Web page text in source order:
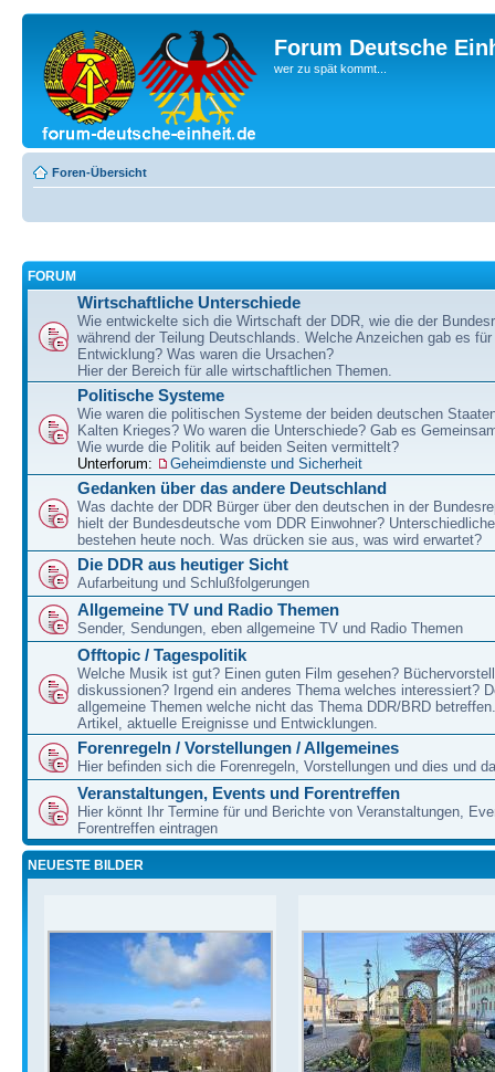
Forum Deutsche
wer zu spät kommt...
Foren-Übersicht
FORUM
Wirtschaftliche Unterschiede
Wie entwickelte sich die Wirtschaft der DDR, wie die der
während der Teilung Deutschlands. Welche Anzeichen gab es für
Entwicklung? Was waren die Ursachen?
Hier der Bereich für alle wirtschaftlichen Themen.
Politische Systeme
Wie waren die politischen Systeme der beiden deutschen
Kalten Krieges? Wo waren die Unterschiede? Gab es
Wie wurde die Politik auf beiden Seiten vermittelt?
Unterforum:
Geheimdienste und Sicherheit
Gedanken über das andere Deutschland
Was dachte der DDR Bürger über den deutschen in der
hielt der Bundesdeutsche vom DDR Einwohner?
bestehen heute noch. Was drücken sie aus, was wird erwartet?
Die DDR aus heutiger Sicht
Aufarbeitung und Schlußfolgerungen
Allgemeine TV und Radio Themen
Sender, Sendungen, eben allgemeine TV und Radio Themen
Offtopic / Tagespolitik
Welche Musik ist gut? Einen guten Film gesehen?
diskussionen? Irgend ein anderes Thema welches interessiert?
allgemeine Themen welche nicht das Thema DDR/BRD
Artikel, aktuelle Ereignisse und Entwicklungen.
Forenregeln / Vorstellungen / Allgemeines
Hier befinden sich die Forenregeln, Vorstellungen und dies und
Veranstaltungen, Events und Forentreffen
Hier könnt Ihr Termine für und Berichte von Veranstaltungen,
Forentreffen eintragen
NEUESTE BILDER